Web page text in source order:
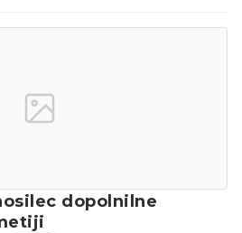
dopolnilne